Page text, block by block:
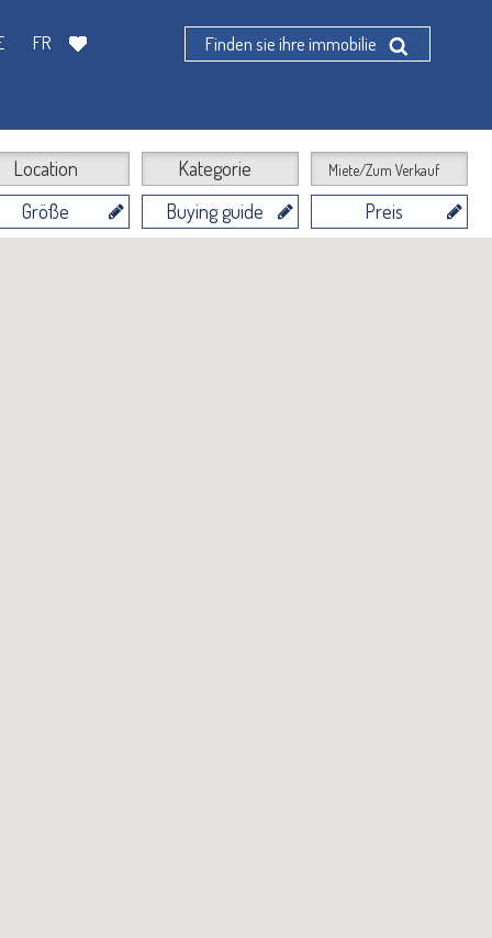
Location Kategorie Miete/Zum Verkauf
Größe Buying guide Preis
FR Finden sie ihre immobilie